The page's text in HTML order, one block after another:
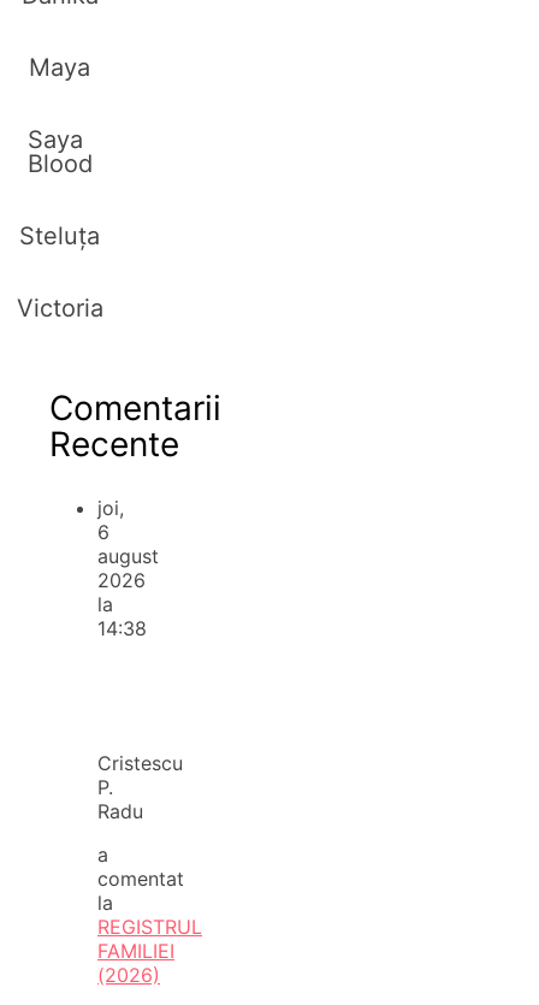
Maya
Saya
Blood
Steluța
Victoria
Comentarii
Recente
joi,
6
august
2026
la
14:38
Cristescu
P.
Radu
a
comentat
la
REGISTRUL
FAMILIEI
(2026)